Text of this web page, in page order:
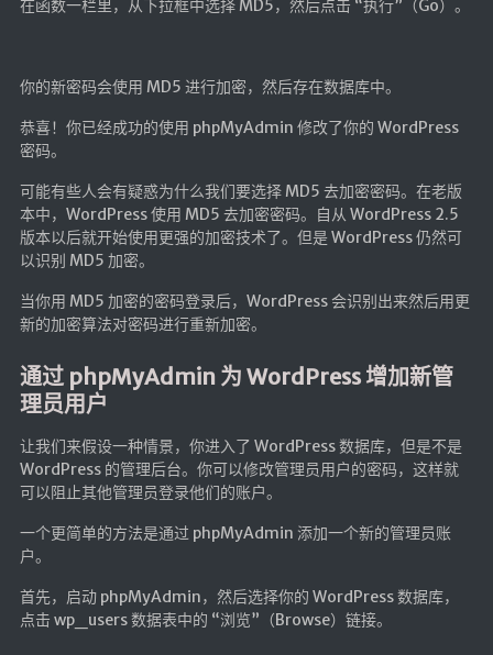
在函数一栏里，从下拉框中选择 MD5，然后点击 “执行”（Go）。
你的新密码会使用 MD5 进行加密，然后存在数据库中。
恭喜！你已经成功的使用 phpMyAdmin 修改了你的 WordPress
密码。
可能有些人会有疑惑为什么我们要选择 MD5 去加密密码。在老版
本中，WordPress 使用 MD5 去加密密码。自从 WordPress 2.5
版本以后就开始使用更强的加密技术了。但是 WordPress 仍然可
以识别 MD5 加密。
当你用 MD5 加密的密码登录后，WordPress 会识别出来然后用更
新的加密算法对密码进行重新加密。
通过 phpMyAdmin 为 WordPress 增加新管
理员用户
让我们来假设一种情景，你进入了 WordPress 数据库，但是不是
WordPress 的管理后台。你可以修改管理员用户的密码，这样就
可以阻止其他管理员登录他们的账户。
一个更简单的方法是通过 phpMyAdmin 添加一个新的管理员账
户。
首先，启动 phpMyAdmin，然后选择你的 WordPress 数据库，
点击 wp_users 数据表中的 “浏览”（Browse）链接。